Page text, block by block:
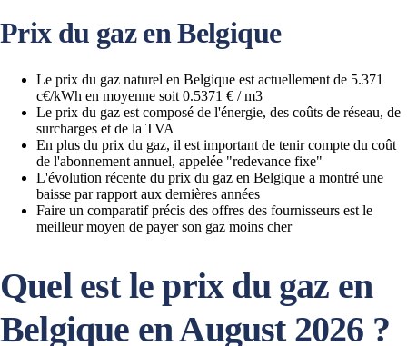
Prix du gaz en Belgique
Le prix du gaz naturel en Belgique est actuellement de 5.371
c€/kWh en moyenne soit 0.5371 € / m3
Le prix du gaz est composé de l'énergie, des coûts de réseau, de
surcharges et de la TVA
En plus du prix du gaz, il est important de tenir compte du coût
de l'abonnement annuel, appelée "redevance fixe"
L'évolution récente du prix du gaz en Belgique a montré une
baisse par rapport aux dernières années
Faire un comparatif précis des offres des fournisseurs est le
meilleur moyen de payer son gaz moins cher
Quel est le prix du gaz en
Belgique en August 2026 ?